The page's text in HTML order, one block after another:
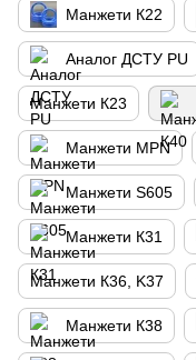
Манжети К22
Аналог ДСТУ PU
Манжети К23
Манжети MPN
Манжети S605
Манжети К31
Манжети К36, K37
Манжети К38